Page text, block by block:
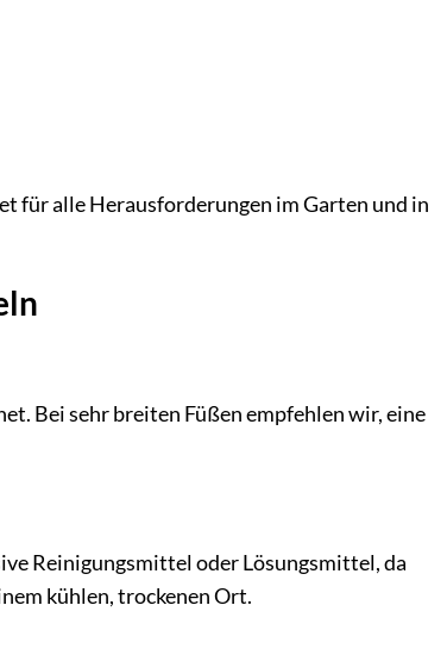
für alle Herausforderungen im Garten und in
Bei sehr breiten Füßen empfehlen wir, eine
Reinigungsmittel oder Lösungsmittel, da
kühlen, trockenen Ort.